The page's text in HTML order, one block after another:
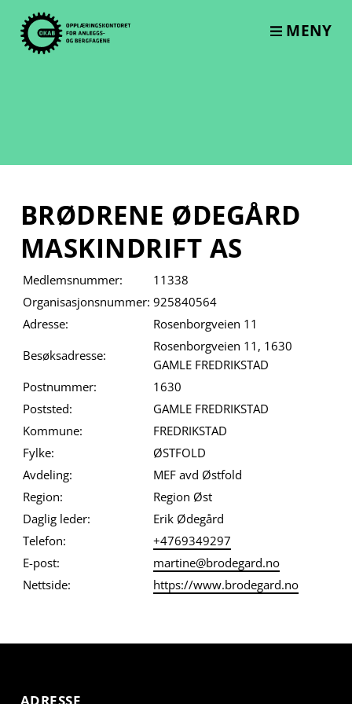
content
MENY
BRØDRENE ØDEGÅRD
MASKINDRIFT AS
Medlemsnummer:
11338
Organisasjonsnummer: 925840564
Adresse:
Rosenborgveien 11
Besøksadresse:
Rosenborgveien 11, 1630
GAMLE FREDRIKSTAD
Postnummer:
1630
Poststed:
GAMLE FREDRIKSTAD
Kommune:
FREDRIKSTAD
Fylke:
ØSTFOLD
Avdeling:
MEF avd Østfold
Region:
Region Øst
Daglig leder:
Erik Ødegård
Telefon:
+4769349297
E-post:
martine@brodegard.no
Nettside:
https://www.brodegard.no